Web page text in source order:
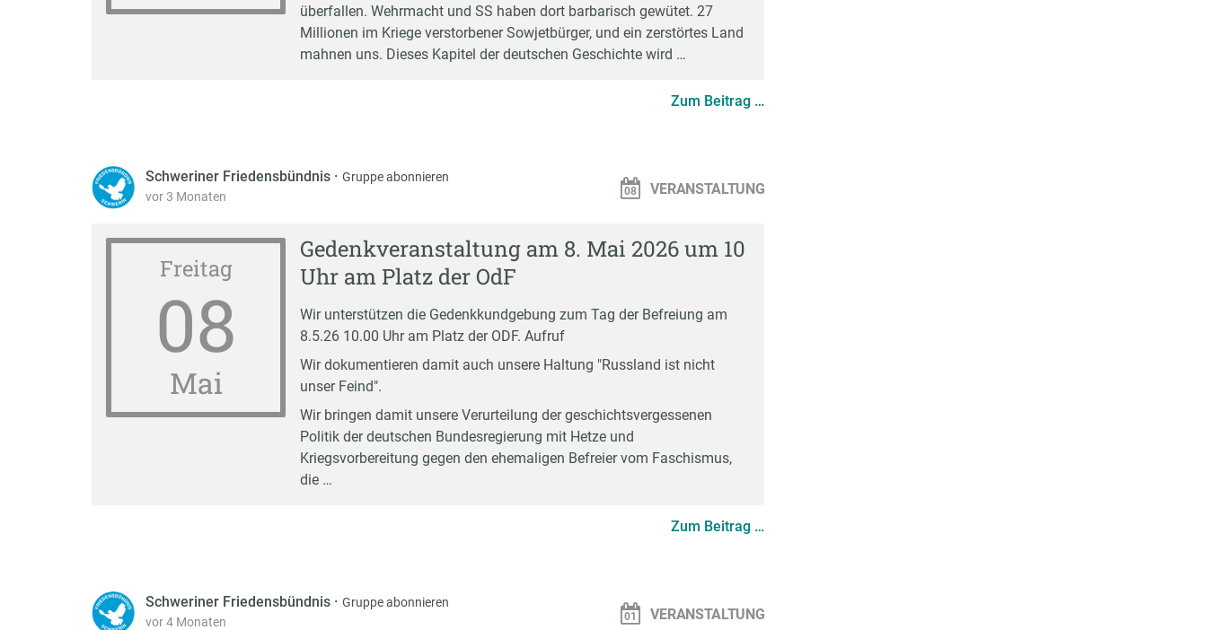
überfallen. Wehrmacht und SS haben dort barbarisch gewütet. 27
Millionen im Kriege verstorbener Sowjetbürger, und ein zerstörtes Land
mahnen uns. Dieses Kapitel der deutschen Geschichte wird …
Zum Beitrag …
Schweriner Friedensbündnis · Gruppe abonnieren
vor 3 Monaten
VERANSTALTUNG
Freitag
08
Mai
Gedenkveranstaltung am 8. Mai 2026 um 10
Uhr am Platz der OdF
Wir unterstützen die Gedenkkundgebung zum Tag der Befreiung am
8.5.26 10.00 Uhr am Platz der ODF. Aufruf
Wir dokumentieren damit auch unsere Haltung "Russland ist nicht
unser Feind".
Wir bringen damit unsere Verurteilung der geschichtsvergessenen
Politik der deutschen Bundesregierung mit Hetze und
Kriegsvorbereitung gegen den ehemaligen Befreier vom Faschismus,
die …
Zum Beitrag …
Schweriner Friedensbündnis · Gruppe abonnieren
vor 4 Monaten
VERANSTALTUNG